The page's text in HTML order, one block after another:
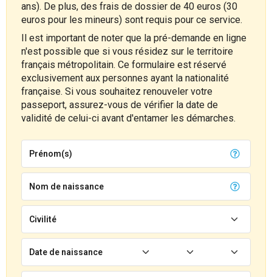
ans). De plus, des frais de dossier de 40 euros (30
euros pour les mineurs) sont requis pour ce service.
Il est important de noter que la pré-demande en ligne
n'est possible que si vous résidez sur le territoire
français métropolitain. Ce formulaire est réservé
exclusivement aux personnes ayant la nationalité
française. Si vous souhaitez renouveler votre
passeport, assurez-vous de vérifier la date de
validité de celui-ci avant d'entamer les démarches.
Prénom(s)
Nom de naissance
Civilité
Date de naissance